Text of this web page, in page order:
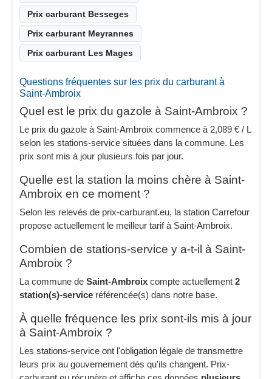
Prix carburant Besseges
Prix carburant Meyrannes
Prix carburant Les Mages
Questions fréquentes sur les prix du carburant à
Saint-Ambroix
Quel est le prix du gazole à Saint-Ambroix ?
Le prix du gazole à Saint-Ambroix commence à 2,089 € / L
selon les stations-service situées dans la commune. Les
prix sont mis à jour plusieurs fois par jour.
Quelle est la station la moins chère à Saint-
Ambroix en ce moment ?
Selon les relevés de prix-carburant.eu, la station Carrefour
propose actuellement le meilleur tarif à Saint-Ambroix.
Combien de stations-service y a-t-il à Saint-
Ambroix ?
La commune deSaint-Ambroix compte actuellement2
station(s)-service référencée(s) dans notre base.
À quelle fréquence les prix sont-ils mis à jour
à Saint-Ambroix ?
Les stations-service ont l'obligation légale de transmettre
leurs prix au gouvernement dès qu'ils changent. Prix-